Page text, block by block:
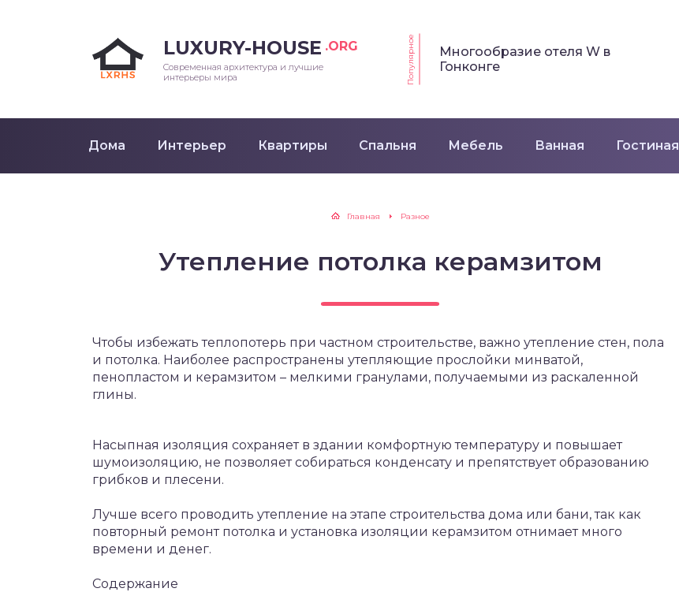
LUXURY-HOUSE .ORG
Современная архитектура и лучшие
интерьеры мира
Популярное
Многообразие отеля W в
Гонконге
Дома Интерьер Квартиры Спальня Мебель Ванная Гостиная
Главная Разное
Утепление потолка керамзитом
Чтобы избежать теплопотерь при частном строительстве, важно утепление стен, пола
и потолка. Наиболее распространены утепляющие прослойки минватой,
пенопластом и керамзитом – мелкими гранулами, получаемыми из раскаленной
глины.
Насыпная изоляция сохраняет в здании комфортную температуру и повышает
шумоизоляцию, не позволяет собираться конденсату и препятствует образованию
грибков и плесени.
Лучше всего проводить утепление на этапе строительства дома или бани, так как
повторный ремонт потолка и установка изоляции керамзитом отнимает много
времени и денег.
Содержание